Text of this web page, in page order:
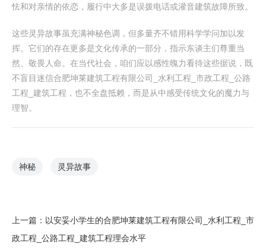
怯和对亲情的依恋，履行中大多是误拨电话或灌音建筑故障所致。
这些灵异故事虽充满神秘色调，但多量齐不错用科学学问加以发
挥。它们的存在更多是文化传承的一部分，指示东谈主们尊重当
然、敬畏人命。在当代社会，咱们应以感性魄力看待这些据说，既
不盲目迷信合肥坤莱建筑工程有限公司_水利工程_市政工程_公路
工程_建筑工程，也不全盘抵赖，而是从中感受传统文化的魔力与
理智。
神秘 灵异故事
上一篇： 以安妥小学生的合肥坤莱建筑工程有限公司_水利工程_市
政工程_公路工程_建筑工程理会水平